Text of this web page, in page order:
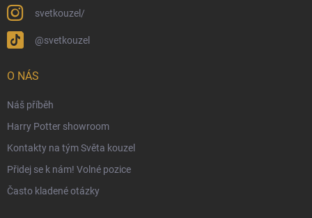
Ekologické balení objednávek
Podmínky ochrany osobních údajů
Ochranné známky a autorská práva
svetkouzel/
@svetkouzel
O NÁS
Náš příběh
Harry Potter showroom
Kontakty na tým Světa kouzel
Přidej se k nám! Volné pozice
Často kladené otázky